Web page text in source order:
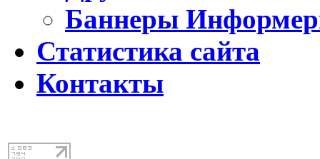
Баннеры
Статистика сайта
Контакты